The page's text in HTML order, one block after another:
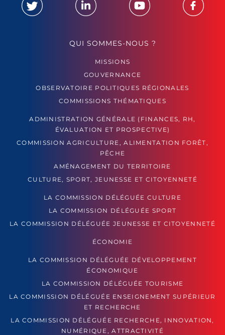
QUI SOMMES-NOUS ?
MISSIONS
GOUVERNANCE
OBSERVATOIRE POLITIQUES RÉGIONALES
COMMISSIONS THÉMATIQUES
ADMINISTRATION GÉNÉRALE (FINANCES, RH,
ÉVALUATION ET PROSPECTIVE)
COMMISSION AGRICULTURE, ALIMENTATION FORÊT,
PÊCHE
AMÉNAGEMENT DU TERRITOIRE
CULTURE, SPORT, JEUNESSE ET CITOYENNETÉ
LA COMMISSION DÉLÉGUÉE CULTURE
LA COMMISSION DÉLÉGUÉE SPORT
LA COMMISSION DÉLÉGUÉE JEUNESSE ET CITOYENNETÉ
ÉCONOMIE
LA COMMISSION DÉLÉGUÉE DÉVELOPPEMENT
ÉCONOMIQUE
LA COMMISSION DÉLÉGUÉE TOURISME
LA COMMISSION DÉLÉGUÉE ENSEIGNEMENT SUPÉRIEUR
ET RECHERCHE
LA COMMISSION DÉLÉGUÉE RECHERCHE, INNOVATION,
NUMÉRIQUE, ATTRACTIVITÉ